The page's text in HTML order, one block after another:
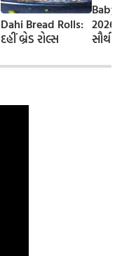
Dahi Bread Rolls:
દહીં બ્રેડ રોલ્સ
Baby